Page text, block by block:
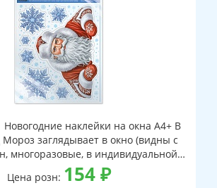
наклейки на окна А4+ В
заглядывает в окно (видны с
многоразовые, в индивидуальной
европодвесом и клеевым клапаном)
Цена розн: 154₽